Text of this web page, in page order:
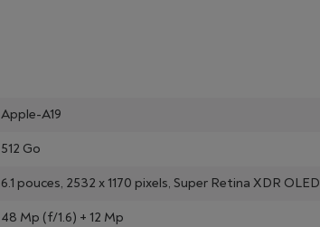
Apple-A19
512 Go
6.1 pouces, 2532 x 1170 pixels, Super Retina XDR OLED
48 Mp (f/1.6) + 12 Mp